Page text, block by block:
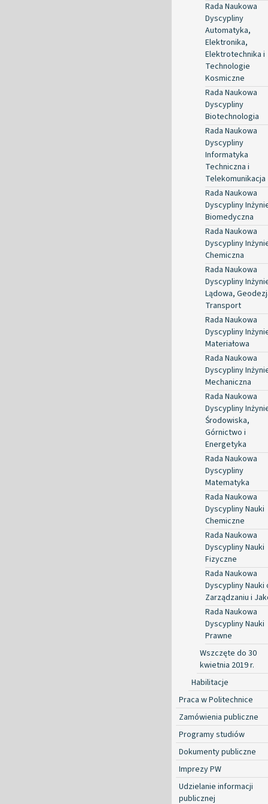
Rada Naukowa
Dyscypliny
Automatyka,
Elektronika,
Elektrotechnika i
Technologie
Kosmiczne
Rada Naukowa
Dyscypliny
Biotechnologia
Rada Naukowa
Dyscypliny
Informatyka
Techniczna i
Telekomunikacja
Rada Naukowa
Dyscypliny
Biomedyczna
Rada Naukowa
Dyscypliny
Chemiczna
Rada Naukowa
Dyscypliny
Lądowa,
Transport
Rada Naukowa
Dyscypliny
Materiałowa
Rada Naukowa
Dyscypliny
Mechaniczna
Rada Naukowa
Dyscypliny
Środowiska,
Górnictwo i
Energetyka
Rada Naukowa
Dyscypliny
Matematyka
Rada Naukowa
Dyscypliny Nauki
Chemiczne
Rada Naukowa
Dyscypliny Nauki
Fizyczne
Rada Naukowa
Dyscypliny Nauki
Zarządzaniu i
Rada Naukowa
Dyscypliny Nauki
Prawne
Wszczęte do 30
kwietnia 2019 r.
Habilitacje
Praca w Politechnice
Zamówienia publiczne
Programy studiów
Dokumenty publiczne
Imprezy PW
Udzielanie informacji
publicznej